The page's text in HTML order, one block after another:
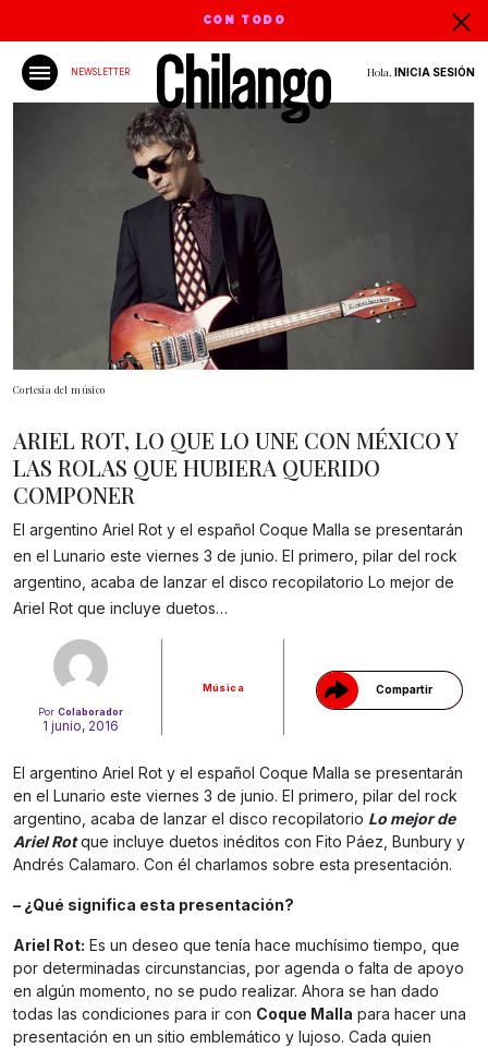
CON TODO
NEWSLETTER Hola, INICIA SESIÓN
Cortesía del músico
PorColaborador
1 junio, 2016
Música Compartir
Gracias!
ARIEL ROT, LO QUE LO UNE CON MÉXICO Y
LAS ROLAS QUE HUBIERA QUERIDO
COMPONER
El argentino Ariel Rot y el español Coque Malla se presentarán
en el Lunario este viernes 3 de junio. El primero, pilar del rock
argentino, acaba de lanzar el disco recopilatorio Lo mejor de
Ariel Rot que incluye duetos…
El argentino Ariel Rot y el español Coque Malla se presentarán
en el Lunario este viernes 3 de junio. El primero, pilar del rock
argentino, acaba de lanzar el disco recopilatorio Lo mejor de
Ariel Rotque incluye duetos inéditos con Fito Páez, Bunbury y
Andrés Calamaro. Con él charlamos sobre esta presentación.
– ¿Qué significa esta presentación?
Ariel Rot: Es un deseo que tenía hace muchísimo tiempo, que
por determinadas circunstancias, por agenda o falta de apoyo
en algún momento, no se pudo realizar. Ahora se han dado
todas las condiciones para ir con Coque Malla para hacer una
presentación en un sitio emblemático y lujoso. Cada quien